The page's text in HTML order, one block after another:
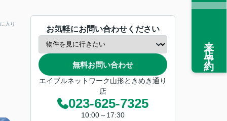
入り
お気軽にお問い合わせください
無料お問い合わせ
エイブルネットワーク山形ときめき通り
店
023-625-7325
10:00～17:30
来店予約